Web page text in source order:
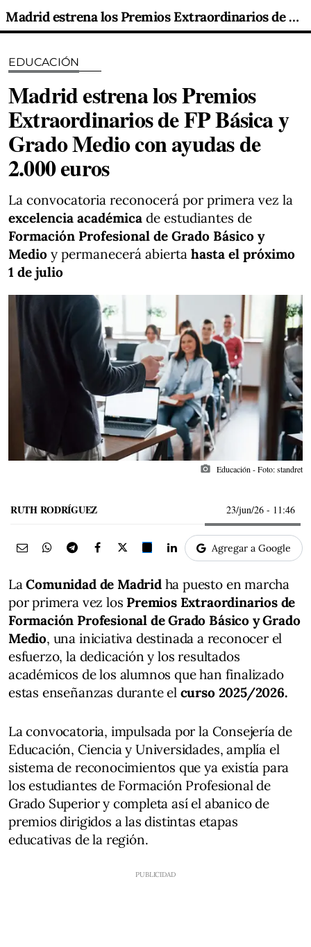
Madrid estrena los Premios Extraordinarios de FP Básica y Grado Medio con ayudas de 2.000 euros
EDUCACIÓN
Madrid estrena los Premios
Extraordinarios de FP Básica y
Grado Medio con ayudas de
2.000 euros
La convocatoria reconocerá por primera vez la
excelencia académica de estudiantes de
Formación Profesional de Grado Básico y
Medio y permanecerá abierta hasta el próximo
1 de julio
photo_camera Educación - Foto: standret
RUTH RODRÍGUEZ 23/jun/26 - 11:46
Agregar a Google
LaComunidad de Madridha puesto en marcha
por primera vez los Premios Extraordinarios de
Formación Profesional de Grado Básico y Grado
Medio, una iniciativa destinada a reconocer el
esfuerzo, la dedicación y los resultados
académicos de los alumnos que han finalizado
estas enseñanzas durante el curso 2025/2026.
La convocatoria, impulsada por la Consejería de
Educación, Ciencia y Universidades, amplía el
sistema de reconocimientos que ya existía para
los estudiantes de Formación Profesional de
Grado Superior y completa así el abanico de
premios dirigidos a las distintas etapas
educativas de la región.